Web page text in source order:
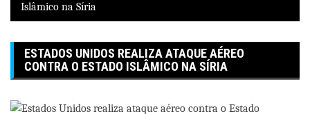
Islâmico na Síria
ESTADOS UNIDOS REALIZA ATAQUE AÉREO
CONTRA O ESTADO ISLÂMICO NA SÍRIA